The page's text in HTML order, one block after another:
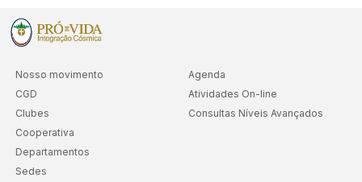
Nosso movimento
CGD
Clubes
Cooperativa
Departamentos
Sedes
Agenda
Atividades On-line
Consultas Níveis Avançados